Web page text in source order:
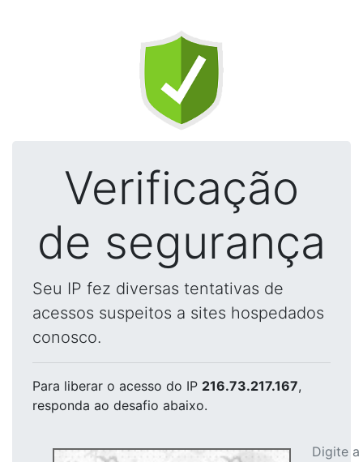
Verificação
de segurança
Seu IP fez diversas tentativas de
acessos suspeitos a sites hospedados
conosco.
Para liberar o acesso do IP 216.73.217.167,
responda ao desafio abaixo.
Digite